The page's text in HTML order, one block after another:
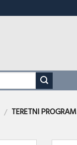
/ TERETNI PROGRAM